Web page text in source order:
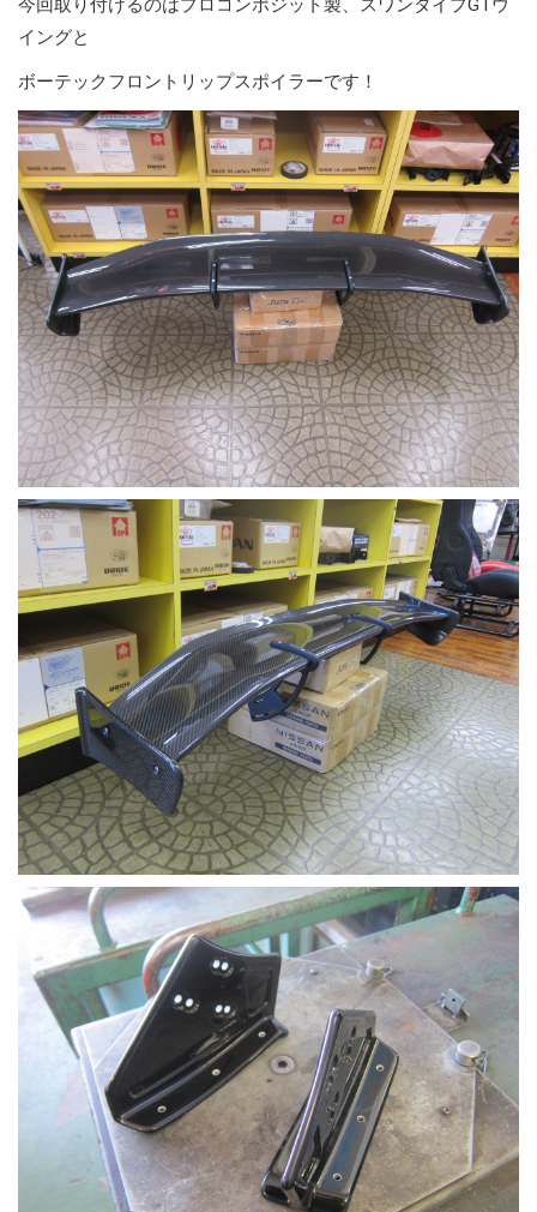
今回取り付けるのはプロコンポジット製、スワンタイプGTウ
イングと
ボーテックフロントリップスポイラーです！